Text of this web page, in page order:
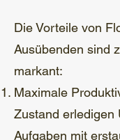
Die Vorteile von
Ausübenden sind
markant:
Maximale
Zustand erledigen
Aufgaben mit